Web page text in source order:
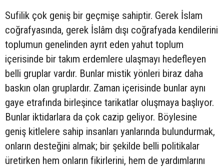
Sufilik çok geniş bir geçmişe sahiptir. Gerek İslam
coğrafyasında, gerek İslâm dışı coğrafyada kendilerini
toplumun genelinden ayrıt eden yahut toplum
içerisinde bir takım erdemlere ulaşmayı hedefleyen
belli gruplar vardır. Bunlar mistik yönleri biraz daha
baskın olan gruplardır. Zaman içerisinde bunlar aynı
gaye etrafında birleşince tarikatlar oluşmaya başlıyor.
Bunlar iktidarlara da çok cazip geliyor. Böylesine
geniş kitlelere sahip insanları yanlarında bulundurmak,
onların desteğini almak; bir şekilde belli politikalar
üretirken hem onların fikirlerini, hem de yardımlarını